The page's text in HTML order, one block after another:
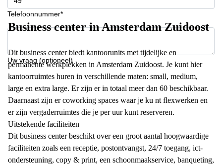
Telefoonnummer*
Uw vraag (optioneel)
Business center in Amsterdam Zuidoost
Dit business center biedt kantoorunits met tijdelijke en
permanente werkplekken in Amsterdam Zuidoost. Je kunt hier
kantoorruimtes huren in verschillende maten: small, medium,
large en extra large. Er zijn er in totaal meer dan 60 beschikbaar.
Daarnaast zijn er coworking spaces waar je ku nt flexwerken en
er zijn vergaderruimtes die je per uur kunt reserveren.
Uitstekende faciliteiten
Dit business center beschikt over een groot aantal hoogwaardige
faciliteiten zoals een receptie, postontvangst, 24/7 toegang, ict-
ondersteuning, copy & print, een schoonmaakservice, banqueting,